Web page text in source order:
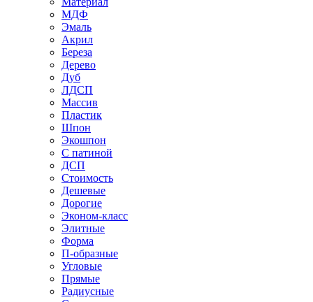
МДФ
Эмаль
Акрил
Береза
Дерево
Дуб
ЛДСП
Массив
Пластик
Шпон
Экошпон
С патиной
ДСП
Стоимость
Дешевые
Дорогие
Эконом-класс
Элитные
Форма
П-образные
Угловые
Прямые
Радиусные